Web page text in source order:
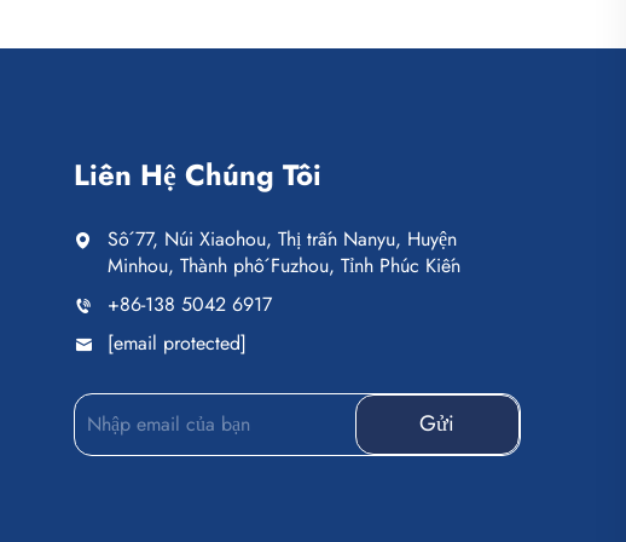
Liên Hệ Chúng Tôi
Số 77, Núi Xiaohou, Thị trấn Nanyu, Huyện
Minhou, Thành phố Fuzhou, Tỉnh Phúc Kiến
+86-138 5042 6917
[email protected]
Gửi